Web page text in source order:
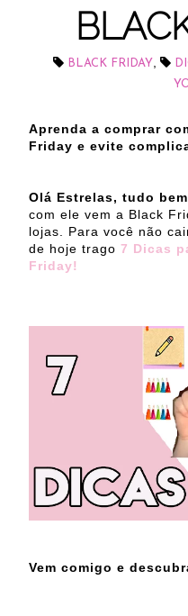
BLACK FRIDAY,
Aprenda a comprar
Friday e evite
Olá Estrelas, tudo
com ele vem a Black
lojas. Para você não
de hoje trago 7 Dicas
Friday!
Vem comigo e